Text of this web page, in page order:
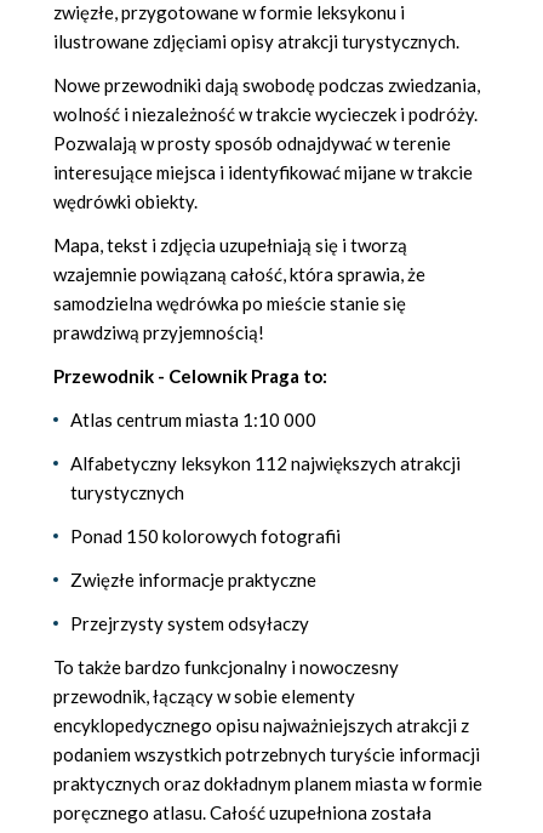
zwięzłe, przygotowane w formie leksykonu i
ilustrowane zdjęciami opisy atrakcji turystycznych.
Nowe przewodniki dają swobodę podczas zwiedzania,
wolność i niezależność w trakcie wycieczek i podróży.
Pozwalają w prosty sposób odnajdywać w terenie
interesujące miejsca i identyfikować mijane w trakcie
wędrówki obiekty.
Mapa, tekst i zdjęcia uzupełniają się i tworzą
wzajemnie powiązaną całość, która sprawia, że
samodzielna wędrówka po mieście stanie się
prawdziwą przyjemnością!
Przewodnik - Celownik Praga to:
Atlas centrum miasta 1:10 000
Alfabetyczny leksykon 112 największych atrakcji
turystycznych
Ponad 150 kolorowych fotografii
Zwięzłe informacje praktyczne
Przejrzysty system odsyłaczy
To także bardzo funkcjonalny i nowoczesny
przewodnik, łączący w sobie elementy
encyklopedycznego opisu najważniejszych atrakcji z
podaniem wszystkich potrzebnych turyście informacji
praktycznych oraz dokładnym planem miasta w formie
poręcznego atlasu. Całość uzupełniona została